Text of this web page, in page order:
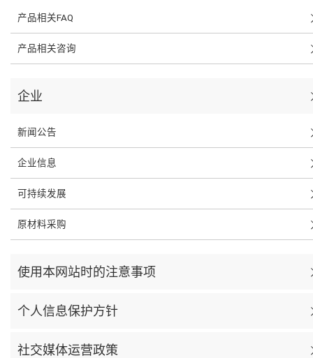
产品相关FAQ
产品相关咨询
企业
新闻公告
企业信息
可持续发展
原材料采购
使用本网站时的注意事项
个人信息保护方针
社交媒体运营政策